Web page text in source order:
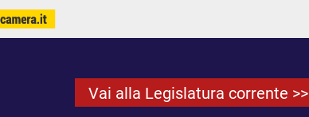
Vai alla Legislatura corrente >>